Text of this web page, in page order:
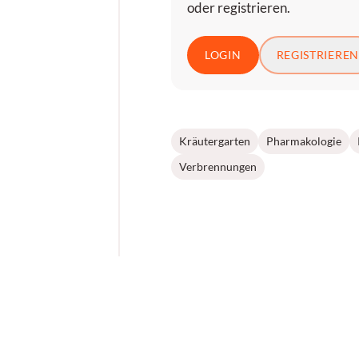
oder registrieren.
LOGIN REGISTRIEREN
Kräutergarten Pharmakologie
Verbrennungen